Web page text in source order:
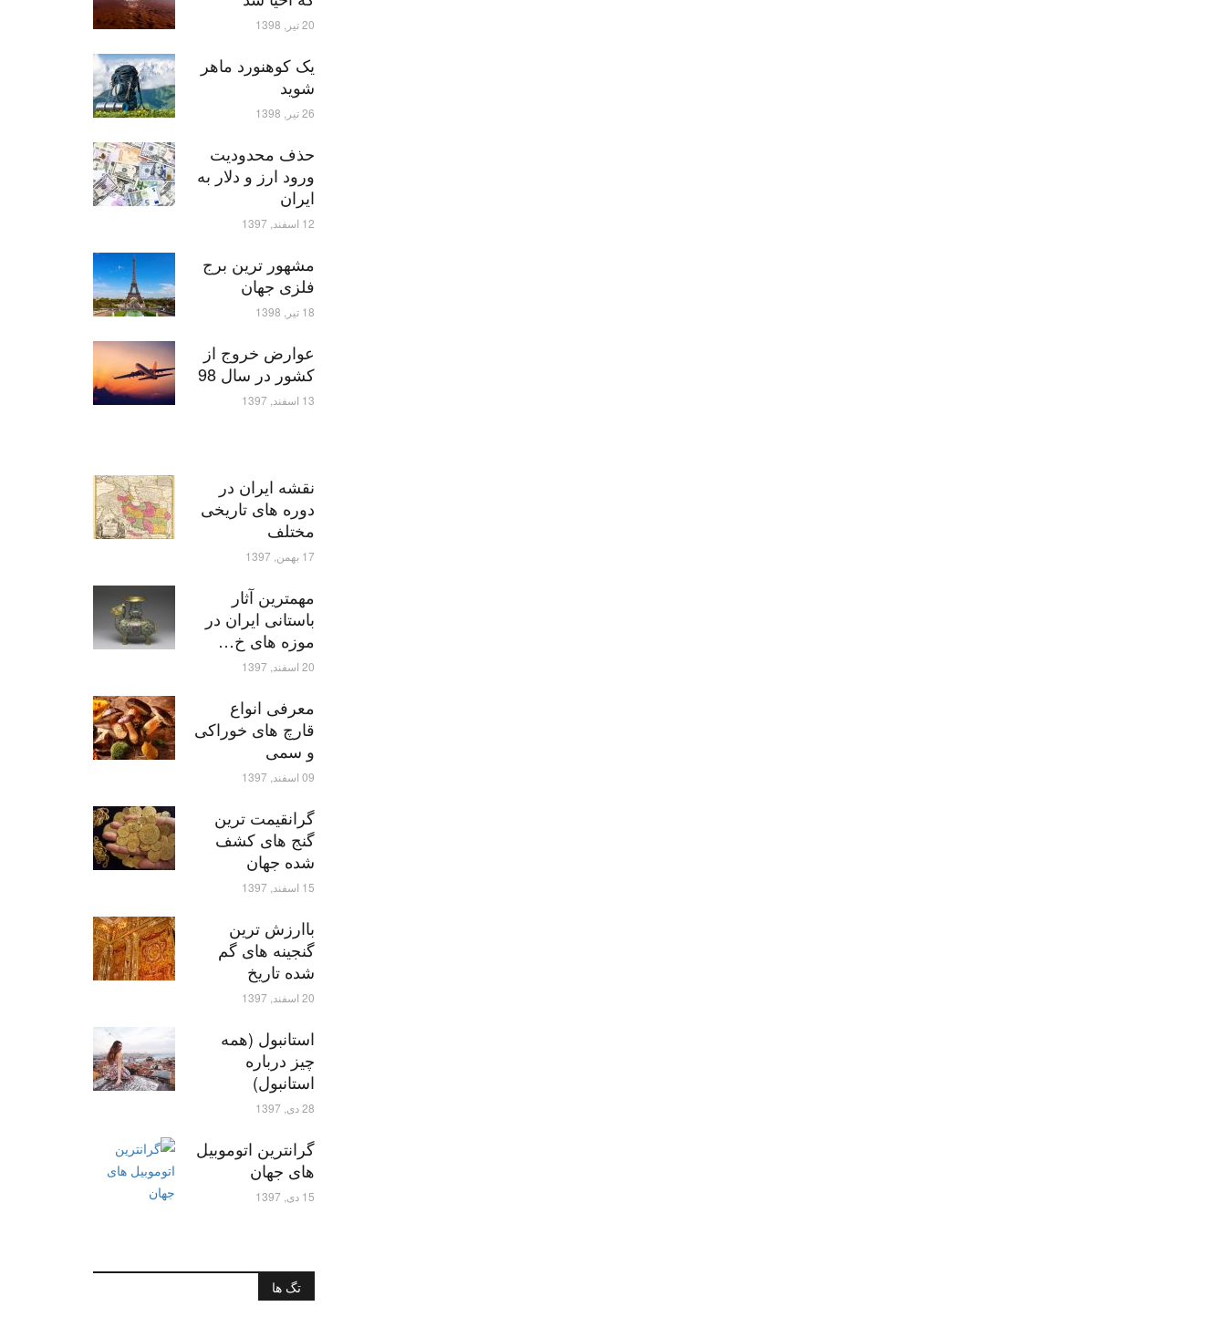
20 تیر, 1398
یک کوهنورد ماهر
شوید
26 تیر, 1398
حذف محدودیت
ورود ارز و دلار به
ایران
12 اسفند, 1397
مشهور ترین برج
فلزی جهان
18 تیر, 1398
عوارض خروج از
کشور در سال 98
13 اسفند, 1397
نقشه ایران در
دوره های تاریخی
مختلف
17 بهمن, 1397
مهمترین آثار
باستانی ایران در
موزه های خ…
20 اسفند, 1397
معرفی انواع
قارچ های خوراکی
و سمی
09 اسفند, 1397
گرانقیمت ترین
گنج های کشف
شده جهان
15 اسفند, 1397
باارزش ترین
گنجینه های گم
شده تاریخ
20 اسفند, 1397
استانبول (همه
چیز درباره
استانبول)
28 دی, 1397
گرانترین اتوموبیل
های جهان
15 دی, 1397
تگ ها